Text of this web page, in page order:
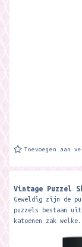
Toevoegen aan
Vintage Puzzel
Geweldig zijn de
puzzels bestaan
katoenen zak